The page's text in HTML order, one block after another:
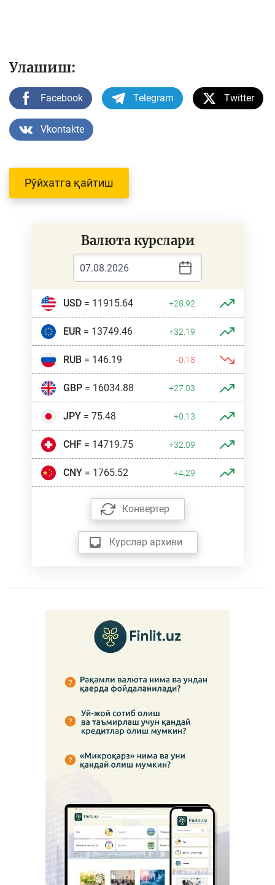
Улашиш:
Facebook Telegram Twitter
Vkontakte
Рўйхатга қайтиш
Валюта курслари
USD= 11915.64 +28.92
EUR= 13749.46 +32.19
RUB= 146.19 -0.18
GBP= 16034.88 +27.03
JPY= 75.48 +0.13
CHF= 14719.75 +32.09
CNY= 1765.52 +4.29
Конвертер
Курслар архиви